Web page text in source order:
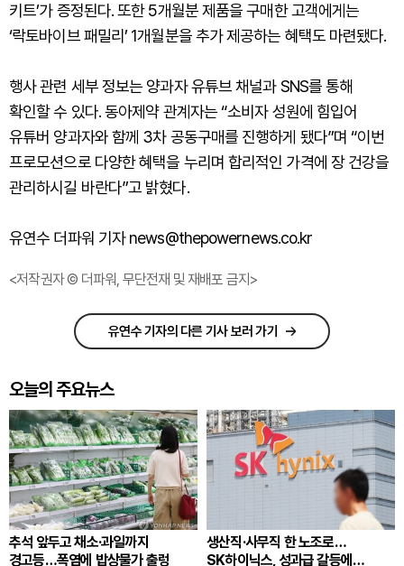
키트’가 증정된다. 또한 5개월분 제품을 구매한 고객에게는
‘락토바이브 패밀리’ 1개월분을 추가 제공하는 혜택도 마련됐다.
행사 관련 세부 정보는 양과자 유튜브 채널과 SNS를 통해
확인할 수 있다. 동아제약 관계자는 “소비자 성원에 힘입어
유튜버 양과자와 함께 3차 공동구매를 진행하게 됐다”며 “이번
프로모션으로 다양한 혜택을 누리며 합리적인 가격에 장 건강을
관리하시길 바란다”고 밝혔다.
유연수 더파워 기자 news@thepowernews.co.kr
<저작권자 © 더파워, 무단전재 및 재배포 금지>
유연수 기자의 다른 기사 보러 가기
오늘의 주요뉴스
추석 앞두고 채소·과일까지
경고등…폭염에 밥상물가 출렁
생산직·사무직 한 노조로…
SK하이닉스, 성과급 갈등에